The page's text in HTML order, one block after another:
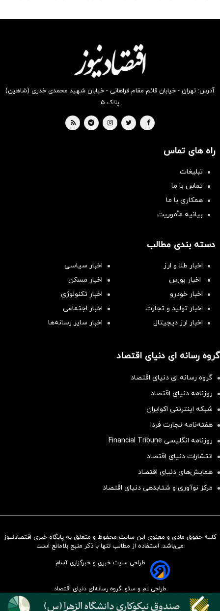
سرمایه‌گذاری همسنگ با شاخص
بخر !
بخر !
آدرس: تهران - خیابان قائم مقام فراهانی - خیابان شهید محمدی خدری (شاهین)
پلاک ۵
راه های تماس
تبلیغات
تماس با ما
همکاری با ما
بیانیه مأموریت
دسته بندی مطالب
اخبار طلا و ارز
اخبار سیاسی
اخبار بورس
اخبار مسکن
اخبار خودرو
اخبار تکنولوژی
اخبار تولید و تجارت
اخبار اجتماعی
اخبار ارز دیجیتال
اخبار سایر رسانه‌‌ها
گروه رسانه ای دنیای اقتصاد
گروه رسانه ای دنیای اقتصاد
روزنامه دنیای اقتصاد
شبکه اینترنتی اکوایران
هفته‌نامه تجارت فردا
روزنامه انگلیسی Financial Tribune
انتشارات دنیای اقتصاد
همایش‌های دنیای اقتصاد
مرکز نوآوری و شتابدهی دنیای اقتصاد
کلیه حقوق مادی و معنوی این سایت محفوظ و متعلق به پایگاه خبری اقتصادنیوز
می‌باشد. استفاده از مطالب تنها با ذکر منبع بلامانع است
طراحی سایت خبری و خبرگزاری آسام
طراحی تم و سئو: گروه رسانه‌ای دنیای اقتصاد